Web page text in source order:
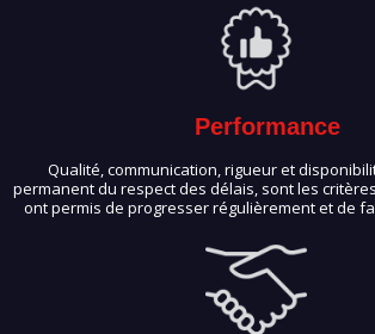
Performance
Qualité, communication, rigueur et
permanent du respect des délais, sont les
ont permis de progresser régulièrement et de